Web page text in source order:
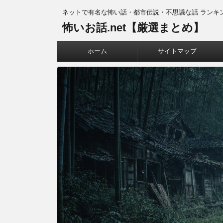
ネットで有名な怖い話・都市伝説・不思議な話 ランキ
怖いお話.net【厳選まとめ】
ホーム サイトマップ